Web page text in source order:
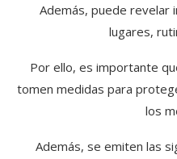
Además, puede revelar
lugares,
Por ello, es importante
tomen medidas para
los
Además, se emiten las